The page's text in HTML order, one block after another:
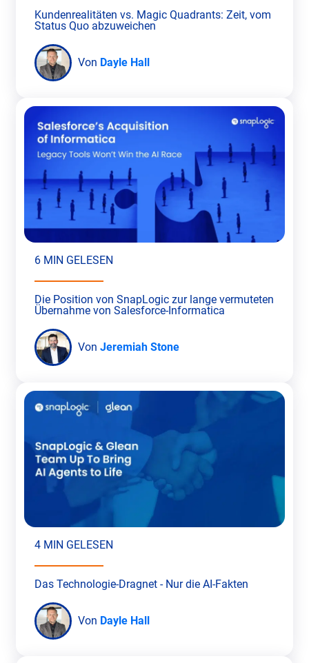
Kundenrealitäten vs. Magic Quadrants: Zeit, vom
Status Quo abzuweichen
Von Dayle Hall
6 MIN GELESEN
Die Position von SnapLogic zur lange vermuteten
Übernahme von Salesforce-Informatica
Von Jeremiah Stone
4 MIN GELESEN
Das Technologie-Dragnet - Nur die AI-Fakten
Von Dayle Hall